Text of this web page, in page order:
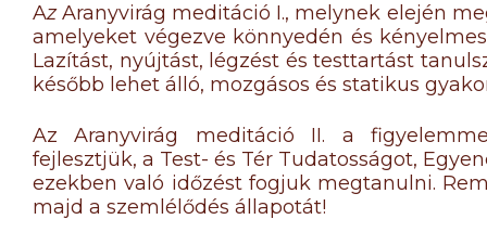
AzAranyvirág meditáció I., melynek elején
amelyeket végezve könnyedén és
Lazítást, nyújtást, légzést és testtartást
később lehet álló, mozgásos és statikus
Az Aranyvirág meditáció II. a
fejlesztjük, a Test- és Tér Tudatosságot,
ezekben való időzést fogjuk megtanulni.
majd a szemlélődés állapotát!